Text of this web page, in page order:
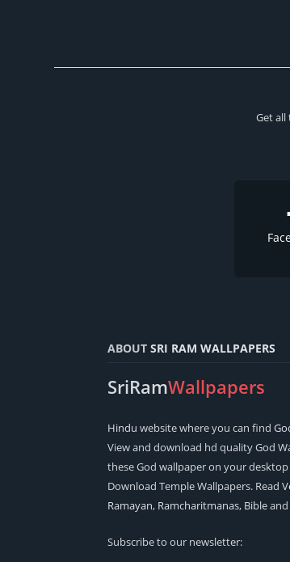
Get all
ABOUT SRI RAM WALLPAPERS
SriRamWallpapers
Hindu website where you can find
View and download hd quality God
these God wallpaper on your
Download Temple Wallpapers. Read
Ramayan, Ramcharitmanas, Bibleand
Subscribe to our newsletter: